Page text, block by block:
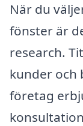
När du
fönster är
research.
kunder och
företag